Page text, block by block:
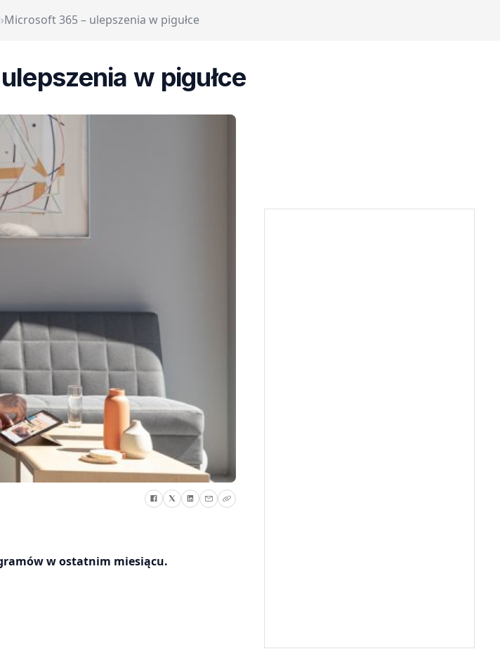
›Microsoft 365 – ulepszenia w pigułce
w pigułce
w ostatnim miesiącu.